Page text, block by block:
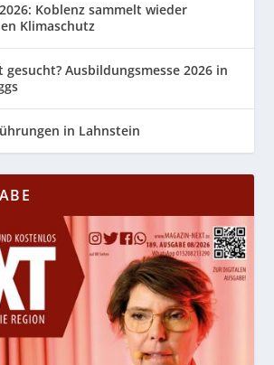
2026: Koblenz sammelt wieder
Klimaschutz
Ausbildungsmesse 2026 in
in Lahnstein